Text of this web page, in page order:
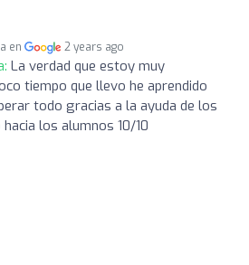
en 2 years ago
La verdad que estoy muy
tiempo que llevo he aprendido
todo gracias a la ayuda de los
los alumnos 10/10